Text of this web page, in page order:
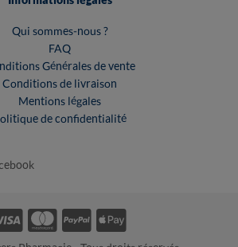
Qui sommes-nous ?
FAQ
Générales de vente
Conditions de livraison
Mentions légales
de confidentialité